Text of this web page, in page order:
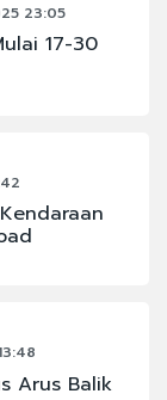
23:05
17-30
Arus Balik